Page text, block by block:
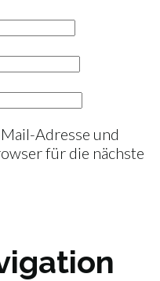
Adresse und
für die nächste